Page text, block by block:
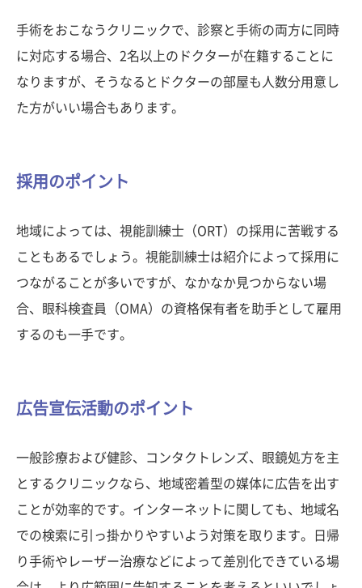
手術をおこなうクリニックで、診察と手術の両方に同時
に対応する場合、2名以上のドクターが在籍することに
なりますが、そうなるとドクターの部屋も人数分用意し
た方がいい場合もあります。
採用のポイント
地域によっては、視能訓練士（ORT）の採用に苦戦する
こともあるでしょう。視能訓練士は紹介によって採用に
つながることが多いですが、なかなか見つからない場
合、眼科検査員（OMA）の資格保有者を助手として雇用
するのも一手です。
広告宣伝活動のポイント
一般診療および健診、コンタクトレンズ、眼鏡処方を主
とするクリニックなら、地域密着型の媒体に広告を出す
ことが効率的です。インターネットに関しても、地域名
での検索に引っ掛かりやすいよう対策を取ります。日帰
り手術やレーザー治療などによって差別化できている場